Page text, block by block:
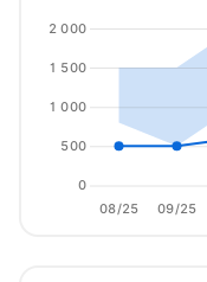
08/25 09/25
0
500
1 000
1 500
2 000